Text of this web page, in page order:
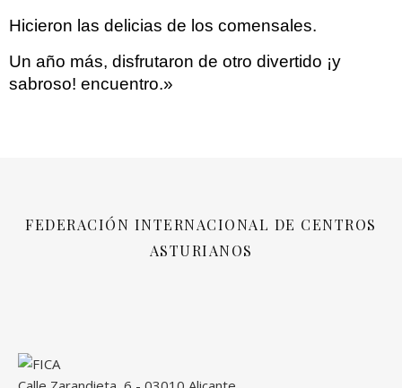
Hicieron las delicias de los comensales.
Un año más, disfrutaron de otro divertido ¡y
sabroso! encuentro.»
FEDERACIÓN INTERNACIONAL DE CENTROS
ASTURIANOS